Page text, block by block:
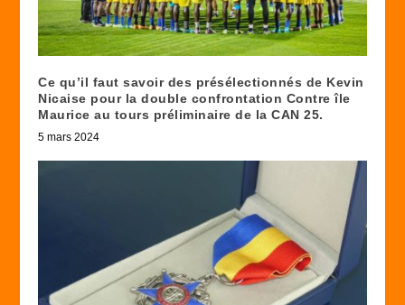
Ce qu’il faut savoir des présélectionnés de Kevin
Nicaise pour la double confrontation Contre île
Maurice au tours préliminaire de la CAN 25.
5 mars 2024